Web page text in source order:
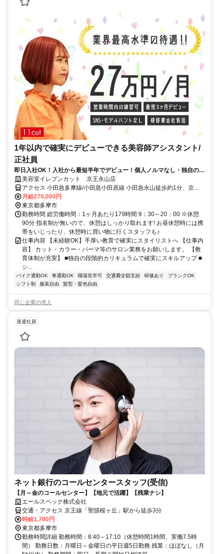
1年以内で確実にデビューできる美容師アシスタント/
正社員
即日入社OK！入社から最短半年でデビュー！個人ノルマなし・独自の教
育で確実に成長できる！アシスタント求人
美容室イレブンカット 京王永山店
アクセス 小田急多摩線/小田急小田原線 小田急永山徒歩約1分、京王
相模原線 京王永山徒歩約1分、京王相模原線 京王多摩センター東口徒
歩約34分
月給270,000円
東京都多摩市
勤務時間 総労働時間：1ヶ月あたり179時間 9：30～20：00 ※休憩
90分 指名制が無いので、休憩はしっかり取れます! お昼休憩時には携
帯をいじったり、休憩時に買い物に行くスタッフも♪
仕事内容 【未経験OK】手厚い教育で確実にスタイリストへ 【仕事内
容】 カット・カラー・パーマ等のサロン業務をお願いします。 【教
育体制が充実】 ■独自の段階的カリキュラムで確実にスキルアップ ■
シ...
バイク通勤OK 車通勤OK 職場見学可 交通費全額支給 研修あり
ブランクOK
シフト制
服装自由 髪型・髪色自由
同じ企業の求人
派遣社員
ネット銀行のコールセンタースタッフ(受信)
【月～金のコールセンター】【地元で活躍】【残業ナシ】
エールスペック株式会社
交通・アクセス 京王線「聖蹟桜ヶ丘」駅から徒歩3分
時給1,700円
東京都多摩市
勤務時間詳細 勤務時間：8:40～17:10（休憩時間1時間、実働7.5時
間） 勤務日数：月曜日～金曜日の平日週5日勤務 残業：ほぼなし（月